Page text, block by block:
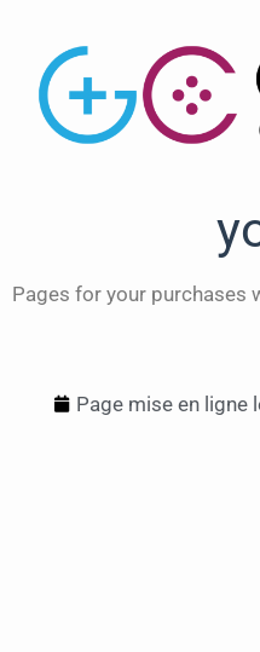
Pages for your purchases
Page mise en ligne